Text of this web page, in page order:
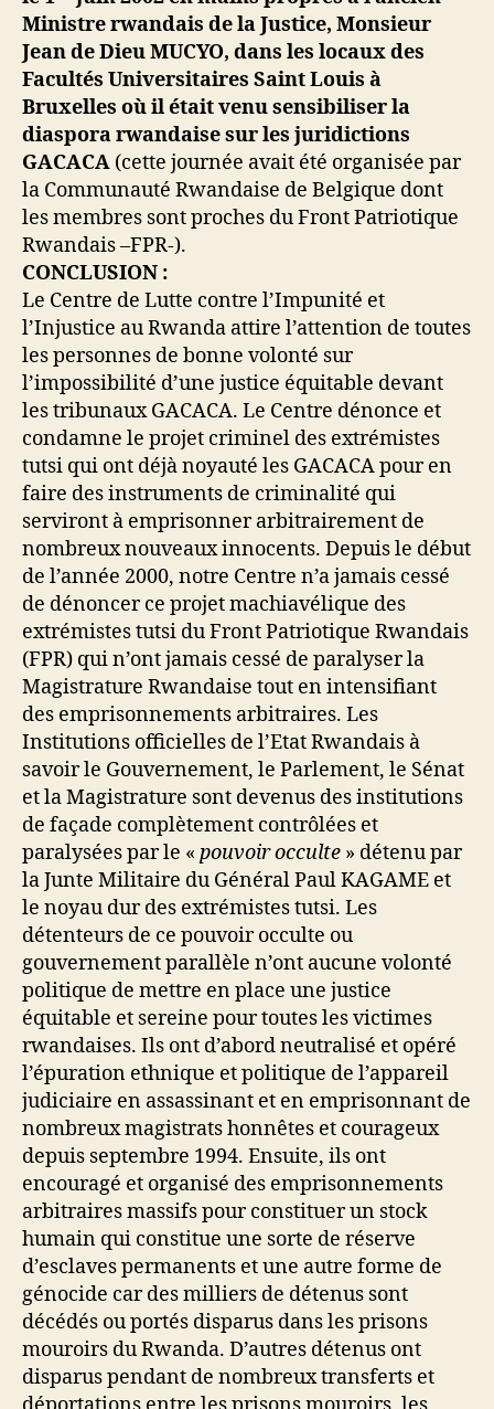
Ministre rwandais de la Justice, Monsieur
Jean de Dieu MUCYO, dans les locaux des
Facultés Universitaires Saint Louis à
Bruxelles où il était venu sensibiliser la
diaspora rwandaise sur les juridictions
GACACA (cette journée avait été organisée par
la Communauté Rwandaise de Belgique dont
les membres sont proches du Front Patriotique
Rwandais –FPR-).
CONCLUSION :
Le Centre de Lutte contre l’Impunité et
l’Injustice au Rwanda attire l’attention de toutes
les personnes de bonne volonté sur
l’impossibilité d’une justice équitable devant
les tribunaux GACACA. Le Centre dénonce et
condamne le projet criminel des extrémistes
tutsi qui ont déjà noyauté les GACACA pour en
faire des instruments de criminalité qui
serviront à emprisonner arbitrairement de
nombreux nouveaux innocents. Depuis le début
de l’année 2000, notre Centre n’a jamais cessé
de dénoncer ce projet machiavélique des
extrémistes tutsi du Front Patriotique Rwandais
(FPR) qui n’ont jamais cessé de paralyser la
Magistrature Rwandaise tout en intensifiant
des emprisonnements arbitraires. Les
Institutions officielles de l’Etat Rwandais à
savoir le Gouvernement, le Parlement, le Sénat
et la Magistrature sont devenus des institutions
de façade complètement contrôlées et
paralysées par le « pouvoir occulte » détenu par
la Junte Militaire du Général Paul KAGAME et
le noyau dur des extrémistes tutsi. Les
détenteurs de ce pouvoir occulte ou
gouvernement parallèle n’ont aucune volonté
politique de mettre en place une justice
équitable et sereine pour toutes les victimes
rwandaises. Ils ont d’abord neutralisé et opéré
l’épuration ethnique et politique de l’appareil
judiciaire en assassinant et en emprisonnant de
nombreux magistrats honnêtes et courageux
depuis septembre 1994. Ensuite, ils ont
encouragé et organisé des emprisonnements
arbitraires massifs pour constituer un stock
humain qui constitue une sorte de réserve
d’esclaves permanents et une autre forme de
génocide car des milliers de détenus sont
décédés ou portés disparus dans les prisons
mouroirs du Rwanda. D’autres détenus ont
disparus pendant de nombreux transferts et